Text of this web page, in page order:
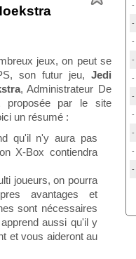
jeux, on peut se
son futur jeu, Jedi
, Administrateur De
proposée par le site
un résumé :
qu'il n'y aura pas
X-Box contiendra
joueurs, on pourra
avantages et
sont nécessaires
aussi qu'il y
et vous aideront au
-
-
-
-
-
-
-
-
-
-